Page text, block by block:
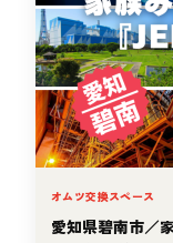
オムツ交換スペース
愛知県碧南市／